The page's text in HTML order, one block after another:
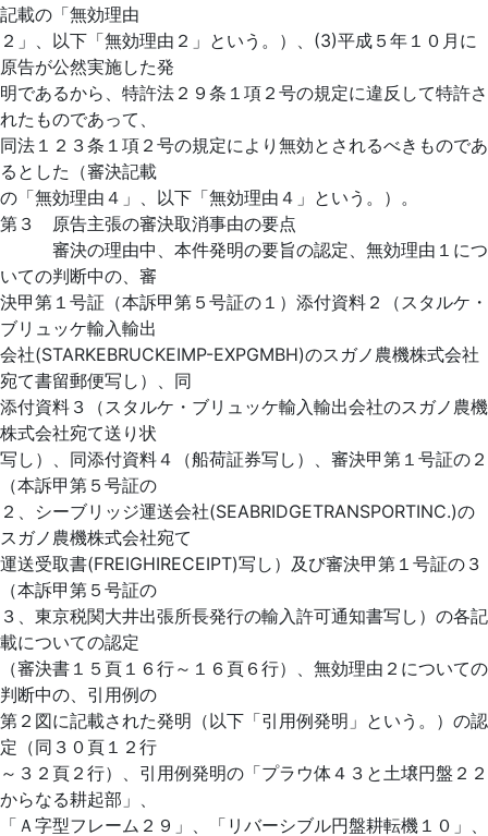
記載の「無効理由
２」、以下「無効理由２」という。）、(3)平成５年１０月に
原告が公然実施した発
明であるから、特許法２９条１項２号の規定に違反して特許さ
れたものであって、
同法１２３条１項２号の規定により無効とされるべきものであ
るとした（審決記載
の「無効理由４」、以下「無効理由４」という。）。
第３ 原告主張の審決取消事由の要点
審決の理由中、本件発明の要旨の認定、無効理由１につ
いての判断中の、審
決甲第１号証（本訴甲第５号証の１）添付資料２（スタルケ・
ブリュッケ輸入輸出
会社(STARKEBRUCKEIMP-EXPGMBH)のスガノ農機株式会社
宛て書留郵便写し）、同
添付資料３（スタルケ・ブリュッケ輸入輸出会社のスガノ農機
株式会社宛て送り状
写し）、同添付資料４（船荷証券写し）、審決甲第１号証の２
（本訴甲第５号証の
２、シーブリッジ運送会社(SEABRIDGETRANSPORTINC.)の
スガノ農機株式会社宛て
運送受取書(FREIGHIRECEIPT)写し）及び審決甲第１号証の３
（本訴甲第５号証の
３、東京税関大井出張所長発行の輸入許可通知書写し）の各記
載についての認定
（審決書１５頁１６行～１６頁６行）、無効理由２についての
判断中の、引用例の
第２図に記載された発明（以下「引用例発明」という。）の認
定（同３０頁１２行
～３２頁２行）、引用例発明の「プラウ体４３と土壌円盤２２
からなる耕起部」、
「Ａ字型フレーム２９」、「リバーシブル円盤耕転機１０」、